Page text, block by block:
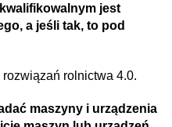
jest
a jeśli tak, to pod
rolnictwa 4.0.
maszyny i urządzenia